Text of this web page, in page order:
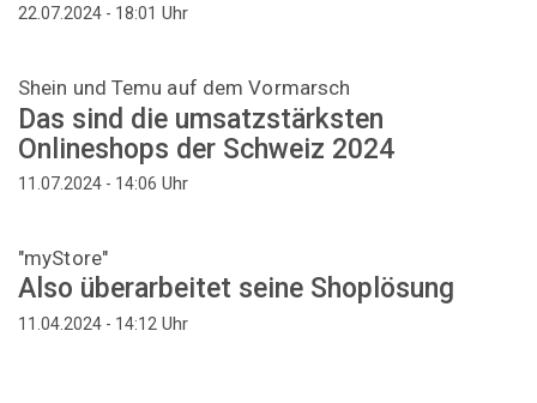
22.07.2024 - 18:01 Uhr
Shein und Temu auf dem Vormarsch
Das sind die umsatzstärksten
Onlineshops der Schweiz 2024
11.07.2024 - 14:06 Uhr
"myStore"
Also überarbeitet seine Shoplösung
11.04.2024 - 14:12 Uhr